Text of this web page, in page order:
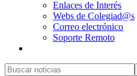
Enlaces de Interés
Webs de Colegiad@s
Correo electrónico
Soporte Remoto